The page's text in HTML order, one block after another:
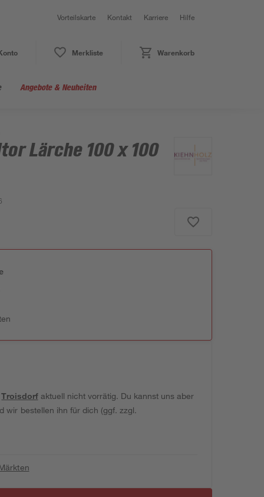
Vorteilskarte Kontakt Karriere Hilfe
Merkliste Warenkorb
Angebote & Neuheiten
Lärche 100 x 100
Troisdorfaktuell nicht vorrätig. Du kannst uns aber
wir bestellen ihn für dich (ggf. zzgl.